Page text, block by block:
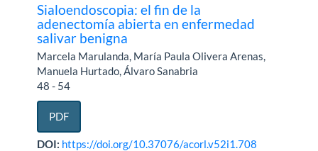
Sialoendoscopia: el fin de la
adenectomía abierta en enfermedad
salivar benigna
Marcela Marulanda, María Paula Olivera Arenas,
Manuela Hurtado, Álvaro Sanabria
48 - 54
PDF
DOI: https://doi.org/10.37076/acorl.v52i1.708